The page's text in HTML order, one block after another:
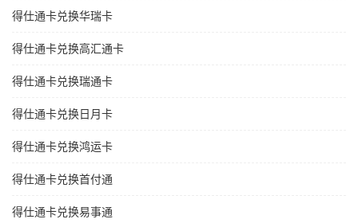
得仕通卡兑换华瑞卡
得仕通卡兑换高汇通卡
得仕通卡兑换瑞通卡
得仕通卡兑换日月卡
得仕通卡兑换鸿运卡
得仕通卡兑换首付通
得仕通卡兑换易事通